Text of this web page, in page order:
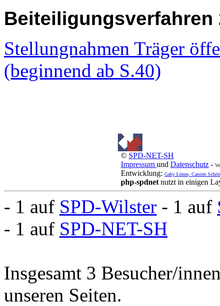
Beiteiligungsverfahren
Stellungnahmen Träger
(beginnend ab S.40)
© SPD-NET-SH
Impressum und Datenschutz -
Entwicklung: Gaby Lönne, Carsten
php-spdnet nutzt in einigen
- 1 auf SPD-Wilster - 1 auf
- 1 auf SPD-NET-SH
Insgesamt 3 Besucher/
unseren Seiten.